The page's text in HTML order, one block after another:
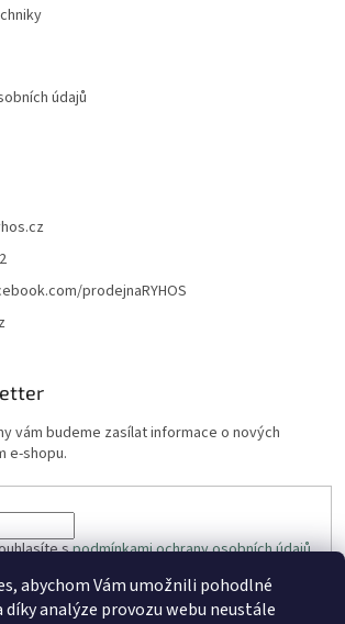
abychom Vám umožnili pohodlné
analýze provozu webu neustále
údajů
prodejnaRYHOS
vám budeme zasílat informace o nových
e-shopu.
spodmínkami ochrany osobních údajů